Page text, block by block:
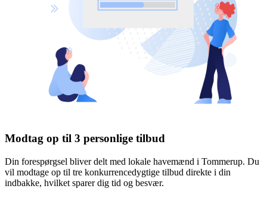
Modtag op til 3 personlige tilbud
Din forespørgsel bliver delt med lokale havemænd i Tommerup. Du
vil modtage op til tre konkurrencedygtige tilbud direkte i din
indbakke, hvilket sparer dig tid og besvær.